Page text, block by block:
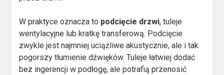
W praktyce oznacza to podcięcie drzwi, tuleje
wentylacyjne lub kratkę transferową. Podcięcie
zwykle jest najmniej uciążliwe akustycznie, ale i tak
pogorszy tłumienie dźwięków. Tuleje łatwiej dodać
bez ingerencji w podłogę, ale potrafią przenosić